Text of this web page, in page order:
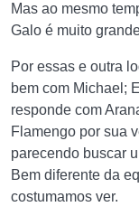
Mas ao mesmo
Galo é muito
Por essas e outra
bem com Michael;
responde com
Flamengo por sua
parecendo buscar
Bem diferente da
costumamos ver.